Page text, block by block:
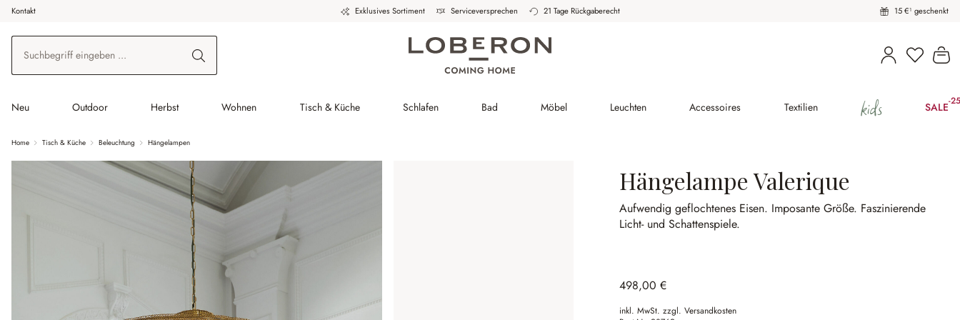
Hauptinhalt springen
Zur Suche springen
Zur Hauptnavigation springen
Kontakt Exklusives Sortiment Serviceversprechen 21 Tage Rückgaberecht 15 €¹ geschenkt
Neu Outdoor Herbst Wohnen Tisch & Küche Schlafen Bad Möbel Leuchten Accessoires Textilien kids SALE-
Home Tisch & Küche Beleuchtung Hängelampen
Hängelampe Valerique
Aufwendig geflochtenes Eisen. Imposante Größe. Faszinierende
Licht- und Schattenspiele.
498,00 €
inkl. MwSt. zzgl. Versandkosten